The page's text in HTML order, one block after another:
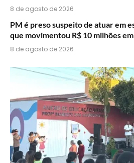
8 de agosto de 2026
PM é preso suspeito de atuar em
que movimentou R$ 10 milhões
8 de agosto de 2026